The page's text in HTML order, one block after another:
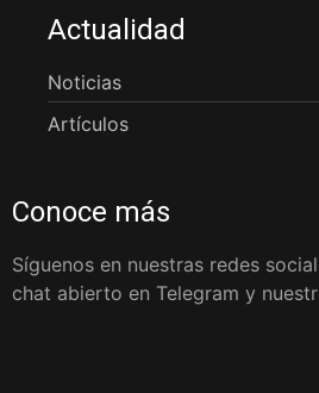
Actualidad
Noticias
Artículos
Conoce más
Síguenos en nuestras redes
chat abierto en Telegram y